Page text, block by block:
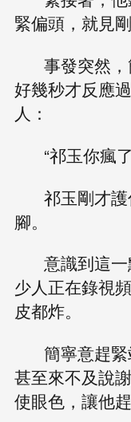
緊偏頭，就見
事發突然
好幾秒才反應
人：
“祁玉你瘋
祁玉剛才
腳。
意識到這
少人正在錄視
皮都炸。
簡寧意趕
甚至來不及說
使眼色，讓他